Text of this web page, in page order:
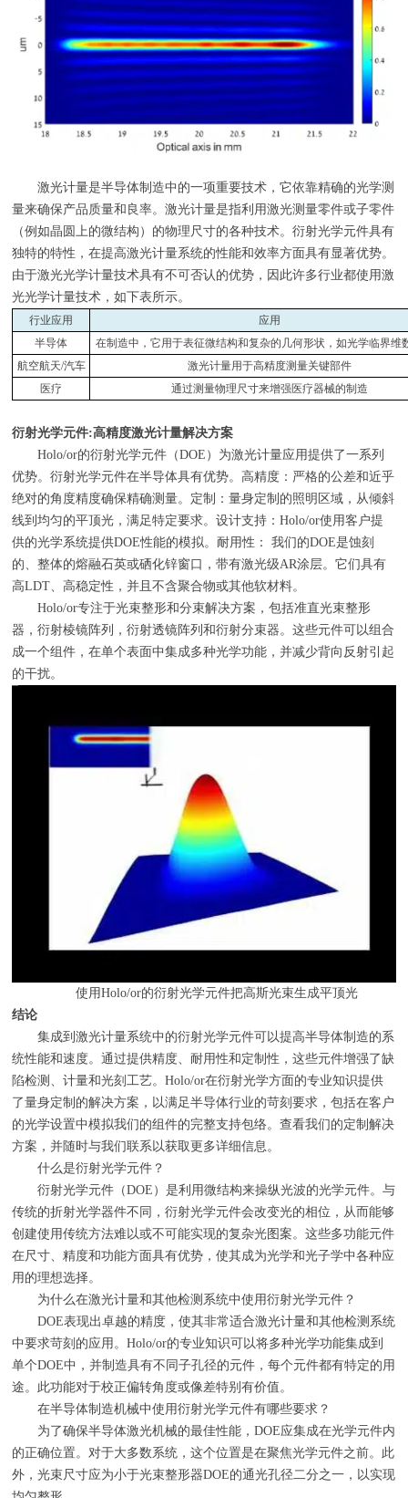
激光计量是半导体制造中的一项重要技术，它依靠精确的光学测
量来确保产品质量和良率。激光计量是指利用激光测量零件或子零件
（例如晶圆上的微结构）的物理尺寸的各种技术。衍射光学元件具有
独特的特性，在提高激光计量系统的性能和效率方面具有显著优势。
由于激光光学计量技术具有不可否认的优势，因此许多行业都使用激
光光学计量技术，如下表所示。
行业应用
应用
半导体
在制造中，它用于表征微结构和复杂的几何形状，如光学临界维
航空航天/汽车
激光计量用于高精度测量关键部件
医疗
通过测量物理尺寸来增强医疗器械的制造
衍射光学元件:高精度激光计量解决方案
Holo/or的衍射光学元件（DOE ）为激光计量应用提供了一系列
优势。衍射光学元件在半导体具有优势。高精度：严格的公差和近乎
绝对的角度精度确保精确测量。定制：量身定制的照明区域，从倾斜
线到均匀的平顶光，满足特定要求。设计支持：Holo/or使用客户提
供的光学系统提供DOE性能的模拟。耐用性： 我们的DOE是蚀刻
的、整体的熔融石英或硒化锌窗口，带有激光级AR涂层。它们具有
高LDT 、高稳定性，并且不含聚合物或其他软材料。
Holo/or专注于光束整形和分束解决方案，包括准直光束整形
器，衍射棱镜阵列，衍射透镜阵列和衍射分束器。这些元件可以组合
成一个组件，在单个表面中集成多种光学功能，并减少背向反射引起
的干扰。
使用Holo/or的衍射光学元件把高斯光束生成平顶光
结论
集成到激光计量系统中的衍射光学元件可以提高半导体制造的系
统性能和速度。通过提供精度、耐用性和定制性，这些元件增强了缺
陷检测、计量和光刻工艺。Holo/or在衍射光学方面的专业知识提供
了量身定制的解决方案，以满足半导体行业的苛刻要求，包括在客户
的光学设置中模拟我们的组件的完整支持包络。查看我们的定制解决
方案，并随时与我们联系以获取更多详细信息。
什么是衍射光学元件？
衍射光学元件（DOE ）是利用微结构来操纵光波的光学元件。与
传统的折射光学器件不同，衍射光学元件会改变光的相位，从而能够
创建使用传统方法难以或不可能实现的复杂光图案。这些多功能元件
在尺寸、精度和功能方面具有优势，使其成为光学和光子学中各种应
用的理想选择。
为什么在激光计量和其他检测系统中使用衍射光学元件？
DOE表现出卓越的精度，使其非常适合激光计量和其他检测系统
中要求苛刻的应用。Holo/or的专业知识可以将多种光学功能集成到
单个DOE中，并制造具有不同子孔径的元件，每个元件都有特定的用
途。此功能对于校正偏转角度或像差特别有价值。
在半导体制造机械中使用衍射光学元件有哪些要求？
为了确保半导体激光机械的最佳性能，DOE应集成在光学元件内
的正确位置。对于大多数系统，这个位置是在聚焦光学元件之前。此
外，光束尺寸应为小于光束整形器DOE的通光孔径二分之一，以实现